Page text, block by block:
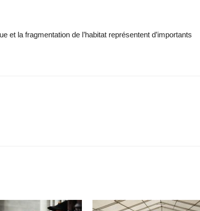
et la fragmentation de l’habitat représentent d’importants